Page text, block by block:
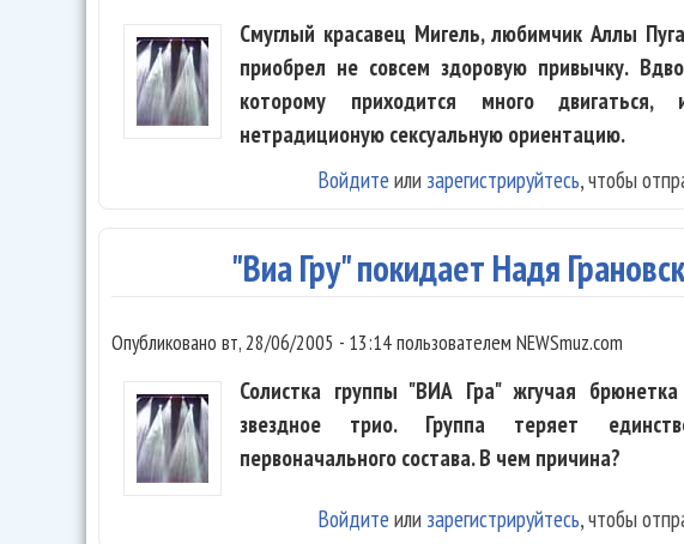
Смуглый красавец Мигель, любимчик Аллы
приобрел не совсем здоровую привычку.
которому приходится много
нетрадиционую сексуальную ориентацию.
Войдите или зарегистрируйтесь, чтобы
"Виа Гру" покидает Надя
Опубликовано вт, 28/06/2005 - 13:14пользователем NEWSmuz.com
Солистка группы "ВИА Гра" жгучая
звездное трио. Группа теряет
первоначального состава. В чем причина?
Войдите или зарегистрируйтесь, чтобы